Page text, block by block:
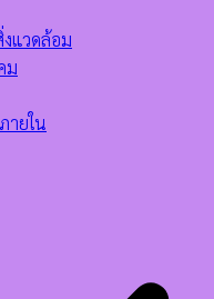
แวดล้อม
ม
ายใน